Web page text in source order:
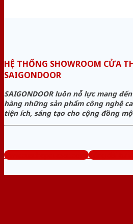
HỆ THỐNG SHOWROOM CỬA
SAIGONDOOR
SAIGONDOOR luôn nỗ lực mang
hàng những sản phẩm công nghệ
tiện ích, sáng tạo cho cộng đồng
www.cuathepcuasat.com Tổng đài tư